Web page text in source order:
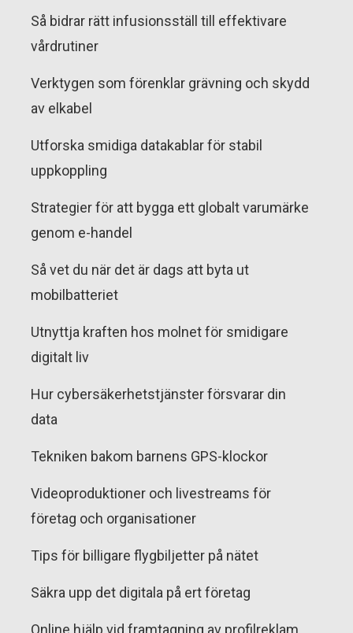
Så bidrar rätt infusionsställ till effektivare
vårdrutiner
Verktygen som förenklar grävning och skydd
av elkabel
Utforska smidiga datakablar för stabil
uppkoppling
Strategier för att bygga ett globalt varumärke
genom e-handel
Så vet du när det är dags att byta ut
mobilbatteriet
Utnyttja kraften hos molnet för smidigare
digitalt liv
Hur cybersäkerhetstjänster försvarar din
data
Tekniken bakom barnens GPS-klockor
Videoproduktioner och livestreams för
företag och organisationer
Tips för billigare flygbiljetter på nätet
Säkra upp det digitala på ert företag
Online hjälp vid framtagning av profilreklam